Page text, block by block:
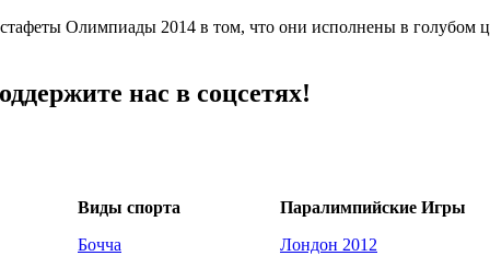
Олимпиады 2014 в том, что они исполнены в голубом
нас в соцсетях!
Виды спорта
Бочча
Паралимпийские Игры
Лондон 2012